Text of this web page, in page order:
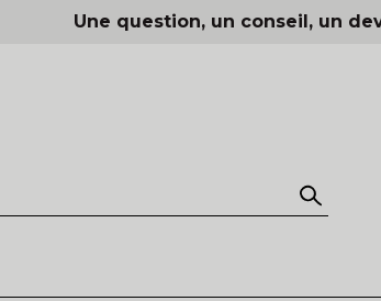
Une question, un conseil, un